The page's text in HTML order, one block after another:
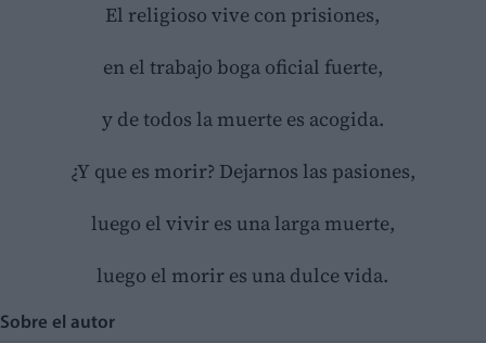
El religioso vive con prisiones,
en el trabajo boga oficial fuerte,
y de todos la muerte es acogida.
¿Y que es morir? Dejarnos las pasiones,
luego el vivir es una larga muerte,
luego el morir es una dulce vida.
Sobre el autor